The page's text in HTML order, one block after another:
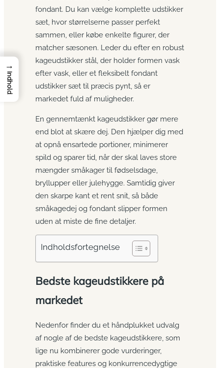
fondant. Du kan vælge komplette udstikker
sæt, hvor størrelserne passer perfekt
sammen, eller købe enkelte figurer, der
matcher sæsonen. Leder du efter en robust
kageudstikker stål, der holder formen vask
efter vask, eller et fleksibelt fondant
udstikker sæt til præcis pynt, så er
markedet fuld af muligheder.
En gennemtænkt kageudstikker gør mere
end blot at skære dej. Den hjælper dig med
at opnå ensartede portioner, minimerer
spild og sparer tid, når der skal laves store
mængder småkager til fødselsdage,
bryllupper eller julehygge. Samtidig giver
den skarpe kant et rent snit, så både
småkagedej og fondant slipper formen
uden at miste de fine detaljer.
Indholdsfortegnelse
Bedste kageudstikkere på
markedet
Nedenfor finder du et håndplukket udvalg
af nogle af de bedste kageudstikkere, som
lige nu kombinerer gode vurderinger,
praktiske features og konkurrencedygtige
→
Indhold